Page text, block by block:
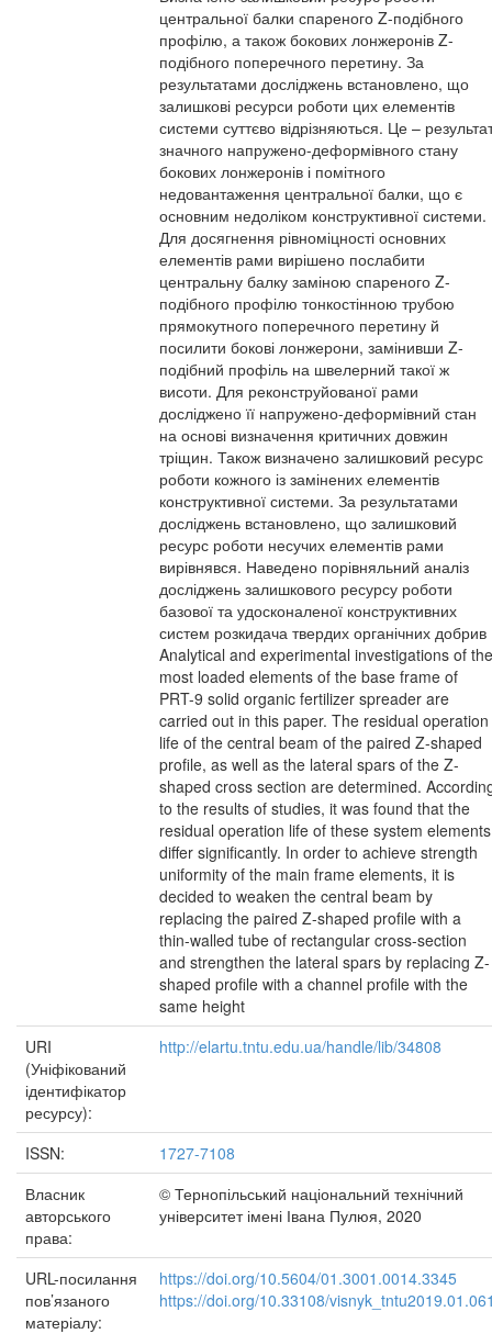
центральної балки спареного Z-подібного
профілю, а також бокових лонжеронів Z-
подібного поперечного перетину. За
результатами досліджень встановлено, що
залишкові ресурси роботи цих елементів
системи суттєво відрізняються. Це –
значного напружено-деформівного стану
бокових лонжеронів і помітного
недовантаження центральної балки, що є
основним недоліком конструктивної системи.
Для досягнення рівноміцності основних
елементів рами вирішено послабити
центральну балку заміною спареного Z-
подібного профілю тонкостінною трубою
прямокутного поперечного перетину й
посилити бокові лонжерони, замінивши Z-
подібний профіль на швелерний такої ж
висоти. Для реконструйованої рами
досліджено її напружено-деформівний стан
на основі визначення критичних довжин
тріщин. Також визначено залишковий ресурс
роботи кожного із замінених елементів
конструктивної системи. За результатами
досліджень встановлено, що залишковий
ресурс роботи несучих елементів рами
вирівнявся. Наведено порівняльний аналіз
досліджень залишкового ресурсу роботи
базової та удосконаленої конструктивних
систем розкидача твердих органічних добрив
Analytical and experimental investigations of the
most loaded elements of the base frame of
PRT-9 solid organic fertilizer spreader are
carried out in this paper. The residual operation
life of the central beam of the paired Z-shaped
profile, as well as the lateral spars of the Z-
shaped cross section are determined.
to the results of studies, it was found that the
residual operation life of these system elements
differ significantly. In order to achieve strength
uniformity of the main frame elements, it is
decided to weaken the central beam by
replacing the paired Z-shaped profile with a
thin-walled tube of rectangular cross-section
and strengthen the lateral spars by replacing Z-
shaped profile with a channel profile with the
same height
URI
(Уніфікований
ідентифікатор
ресурсу):
http://elartu.tntu.edu.ua/handle/lib/34808
ISSN:
1727-7108
Власник
авторського
права:
© Тернопільський національний технічний
університет імені Івана Пулюя, 2020
URL-посилання
пов’язаного
матеріалу:
https://doi.org/10.5604/01.3001.0014.3345
https://doi.org/10.33108/